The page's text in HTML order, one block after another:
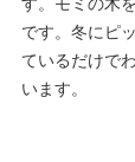
です。冬にピ
ているだけで
います。